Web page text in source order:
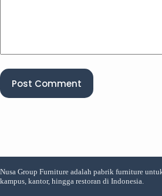
Post Comment
Nusa Group Furniture adalah pabrik furniture
kampus, kantor, hingga restoran di Indonesia.